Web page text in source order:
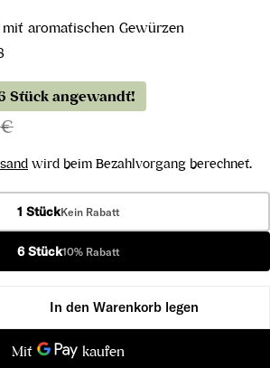
aromatischen Gewürzen
Stück angewandt!
wird beim Bezahlvorgang berechnet.
1 StückKein Rabatt
6 Stück10% Rabatt
Zweigelt entalkoholisierter
für Zeronimo Zweigelt
In den Warenkorb legen